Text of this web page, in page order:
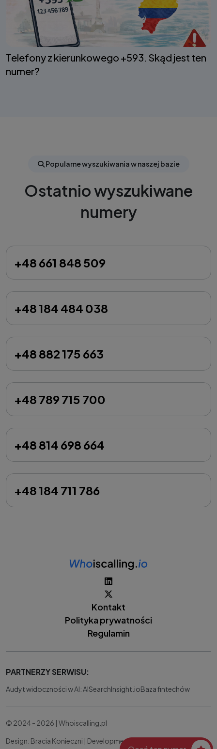
Telefony z kierunkowego +593. Skąd jest ten
numer?
Popularne wyszukiwania w naszej bazie
Ostatnio wyszukiwane
numery
+48 661 848 509
+48 184 484 038
+48 882 175 663
+48 789 715 700
+48 814 698 664
+48 184 711 786
Kontakt
Polityka prywatności
Regulamin
PARTNERZY SERWISU:
Audyt widoczności w AI: AISearchInsight.ioBaza fintechów
© 2024 - 2026 | Whoiscalling.pl
Design: Bracia Konieczni | Development: